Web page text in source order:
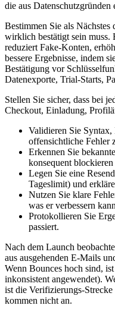
die aus
Bestimmen Sie als
wirklich bestätigt sein muss.
reduziert Fake‑Konten,
bessere Ergebnisse, indem
Bestätigung vor
Datenexporte, Trial‑Starts,
Stellen Sie sicher, dass bei
Checkout, Einladung,
Validieren Sie
offensichtliche Fehler
Erkennen Sie
konsequent
Legen Sie eine
Tageslimit) und
Nutzen Sie klare
was er verbessern
Protokollieren Sie
passiert.
Nach dem Launch
aus ausgehenden E‑Mails
Wenn Bounces hoch sind,
inkonsistent angewendet).
ist die
kommen nicht an.